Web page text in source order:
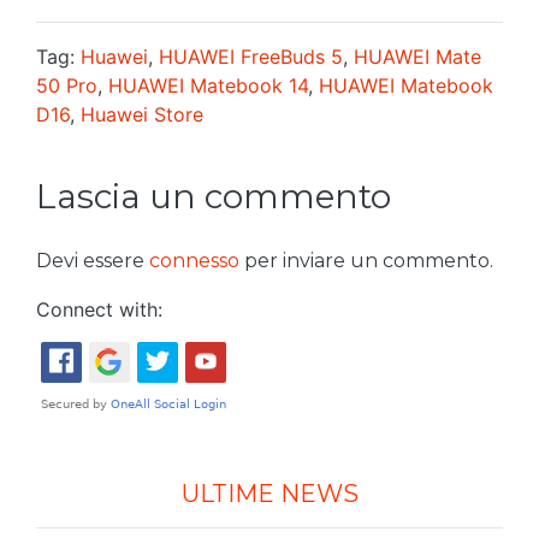
Tag: Huawei, HUAWEI FreeBuds 5, HUAWEI Mate
50 Pro, HUAWEI Matebook 14, HUAWEI Matebook
D16, Huawei Store
Lascia un commento
Devi essere connesso per inviare un commento.
Connect with:
ULTIME NEWS